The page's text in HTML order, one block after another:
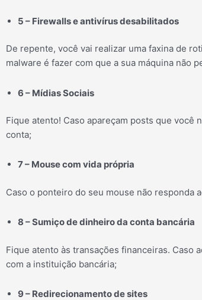
5 – Firewalls e antivírus desabilitados
De repente, você vai realizar uma faxina de
malware é fazer com que a sua máquina não
6 – Mídias Sociais
Fique atento! Caso apareçam posts que você
conta;
7 – Mouse com vida própria
Caso o ponteiro do seu mouse não responda
8 – Sumiço de dinheiro da conta bancária
Fique atento às transações financeiras. Caso
com a instituição bancária;
9 – Redirecionamento de sites